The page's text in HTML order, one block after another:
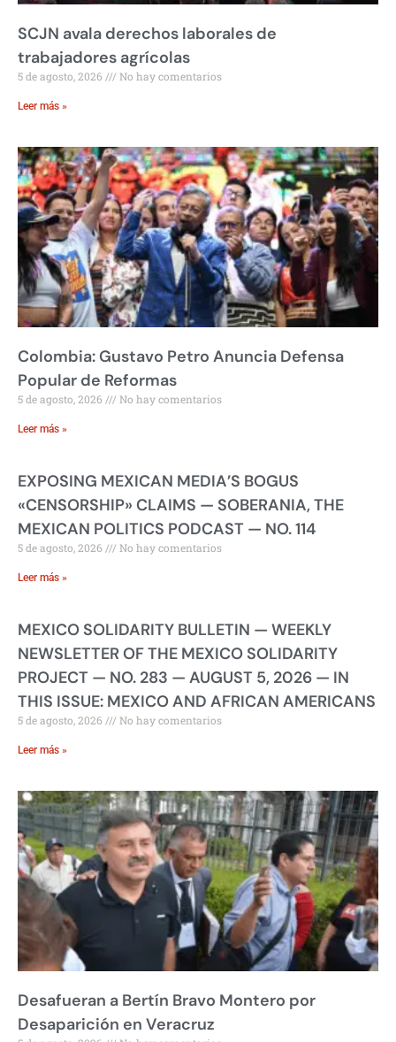
SCJN avala derechos laborales de
trabajadores agrícolas
5 de agosto, 2026 No hay comentarios
Leer más »
Colombia: Gustavo Petro Anuncia Defensa
Popular de Reformas
5 de agosto, 2026 No hay comentarios
Leer más »
EXPOSING MEXICAN MEDIA’S BOGUS
«CENSORSHIP» CLAIMS — SOBERANIA, THE
MEXICAN POLITICS PODCAST — NO. 114
5 de agosto, 2026 No hay comentarios
Leer más »
MEXICO SOLIDARITY BULLETIN — WEEKLY
NEWSLETTER OF THE MEXICO SOLIDARITY
PROJECT — NO. 283 — AUGUST 5, 2026 — IN
THIS ISSUE: MEXICO AND AFRICAN AMERICANS
5 de agosto, 2026 No hay comentarios
Leer más »
Desafueran a Bertín Bravo Montero por
Desaparición en Veracruz